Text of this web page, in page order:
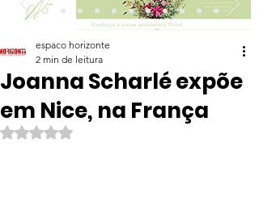
Joanna Scharlé expõe
em Nice, na França
espaco horizonte
2 min de leitura
Avaliado com NaN de 5 estrelas.